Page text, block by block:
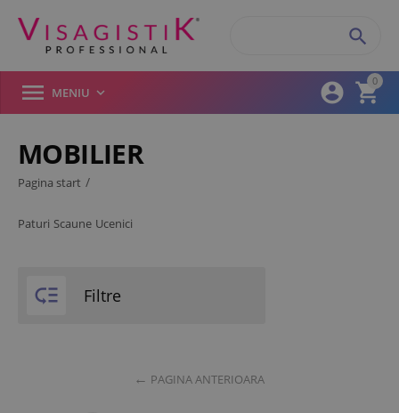
0



 MENIU 
Filtre produse
Mobilier
Ucenici
MOBILIER
Pagina start /
Paturi Scaune Ucenici
 Filtre
PAGINA ANTERIOARA